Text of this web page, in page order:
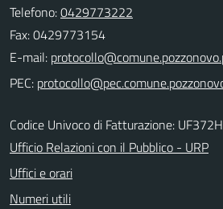
Telefono:0429773222
Fax: 0429773154
E-mail:
PEC:
Codice Univoco di Fatturazione: UF372H
Ufficio Relazioni con il Pubblico - URP
Uffici e orari
Numeri utili